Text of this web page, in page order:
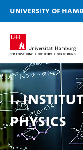
University of
I.
Physics